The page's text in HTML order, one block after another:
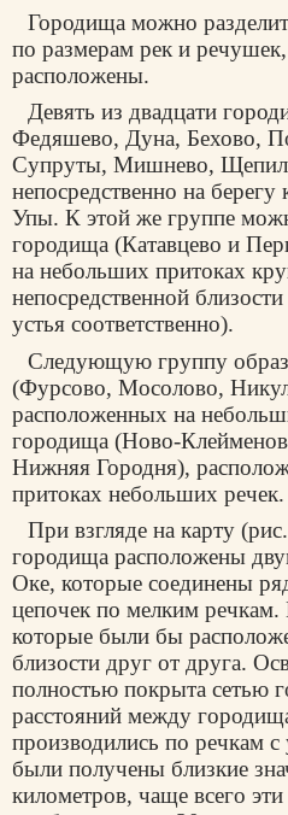
Городища можно
по размерам рек и
расположены.
Девять из двадцати
Федяшево, Дуна, Бехово,
Супруты, Мишнево,
непосредственно на
Упы. К этой же группе
городища (Катавцево и
на небольших притоках
непосредственной
устья соответственно).
Следующую группу
(Фурсово, Мосолово,
расположенных на
городища (Ново-
Нижняя Городня),
притоках небольших речек.
При взгляде на карту
городища расположены
Оке, которые соединены
цепочек по мелким
которые были бы
близости друг от друга.
полностью покрыта сетью
расстояний между
производились по речкам с
были получены близкие
километров, чаще всего